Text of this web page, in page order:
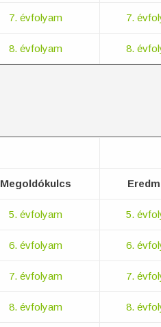
7. évfolyam 7.
8. évfolyam 8.
Megoldókulcs
5. évfolyam 5.
6. évfolyam 6.
7. évfolyam 7.
8. évfolyam 8.